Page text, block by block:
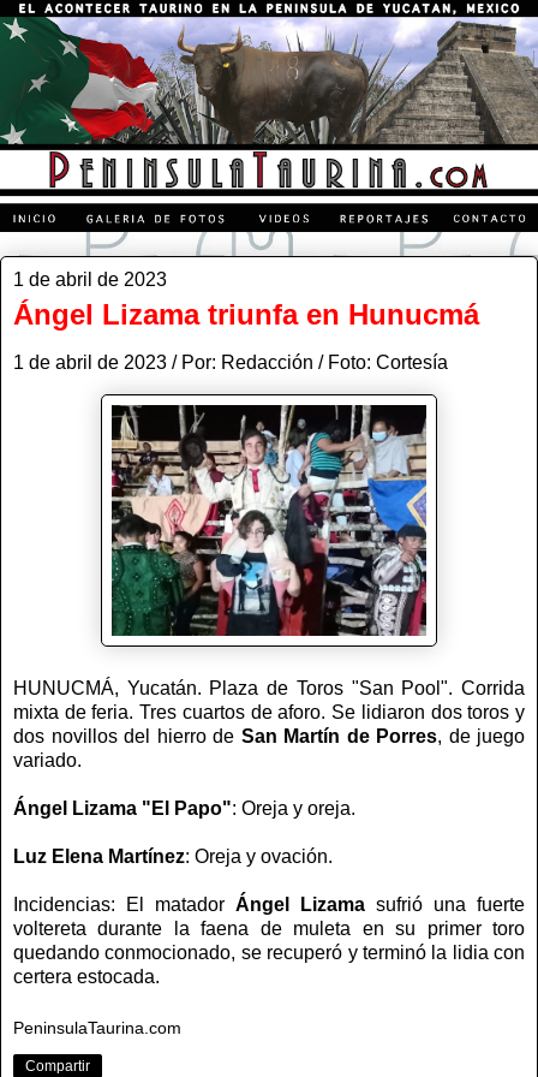
1 de abril de 2023
Ángel Lizama triunfa en Hunucmá
1 de abril de 2023 / Por: Redacción / Foto: Cortesía
HUNUCMÁ, Yucatán. Plaza de Toros "San Pool". Corrida
mixta de feria. Tres cuartos de aforo. Se lidiaron dos toros y
dos novillos del hierro de San Martín de Porres, de juego
variado.
Ángel Lizama "El Papo": Oreja y oreja.
Luz Elena Martínez: Oreja y ovación.
Incidencias: El matador Ángel Lizama sufrió una fuerte
voltereta durante la faena de muleta en su primer toro
quedando conmocionado, se recuperó y terminó la lidia con
certera estocada.
PeninsulaTaurina.com
Compartir